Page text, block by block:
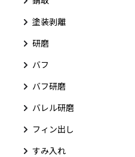
塗装剥離
研磨
バフ
バフ研磨
バレル研磨
フィン出し
すみ入れ